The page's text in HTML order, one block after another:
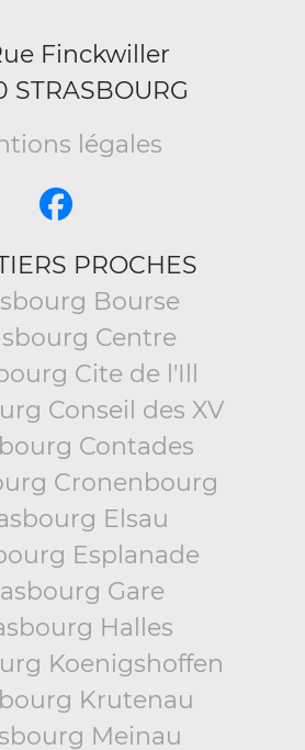
Finckwiller
STRASBOURG
légales
PROCHES
Bourse
Centre
Cite de l'Ill
Conseil des XV
Contades
Cronenbourg
Elsau
Esplanade
Gare
Halles
Koenigshoffen
Krutenau
Meinau